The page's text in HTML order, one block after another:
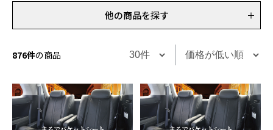
他の商品を探す
876件の商品